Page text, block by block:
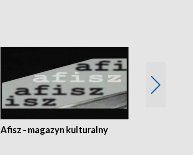
Afisz - magazyn kulturalny